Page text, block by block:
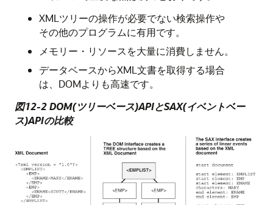
XMLツリーの操作が必要でない検索操作や
その他のプログラムに有用です。
メモリー・リソースを大量に消費しません。
データベースからXML文書を取得する場合
は、DOMよりも高速です。
図12-2 DOM(ツリーベース)APIとSAX(イベントベー
ス)APIの比較